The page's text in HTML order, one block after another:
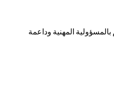
المهنية وداعمة